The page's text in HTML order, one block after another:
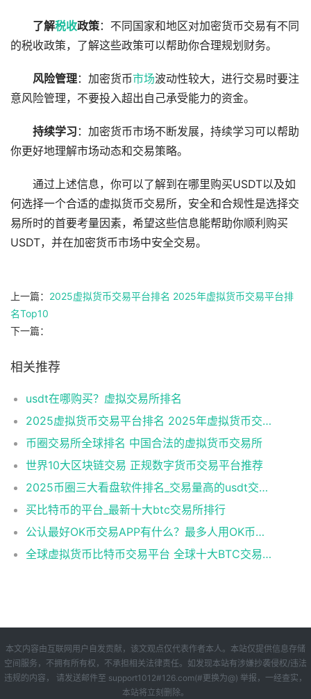
了解税收政策：不同国家和地区对加密货币交易有不同
的税收政策，了解这些政策可以帮助你合理规划财务。
风险管理：加密货币市场波动性较大，进行交易时要注
意风险管理，不要投入超出自己承受能力的资金。
持续学习 ：加密货币市场不断发展，持续学习可以帮助
你更好地理解市场动态和交易策略。
通过上述信息，你可以了解到在哪里购买USDT以及如
何选择一个合适的虚拟货币交易所，安全和合规性是选择交
易所时的首要考量因素，希望这些信息能帮助你顺利购买
USDT，并在加密货币市场中安全交易。
上一篇： 2025虚拟货币交易平台排名 2025年虚拟货币交易平台排
名Top10
下一篇：
相关推荐
usdt在哪购买？虚拟交易所排名
2025虚拟货币交易平台排名 2025年虚拟货币交易平台排名Top10
币圈交易所全球排名 中国合法的虚拟货币交易所
世界10大区块链交易 正规数字货币交易平台推荐
2025币圈三大看盘软件排名_交易量高的usdt交易软件名单
买比特币的平台_最新十大btc交易所排行
公认最好OK币交易APP有什么？最多人用OK币交易APP十大盘点
全球虚拟货币比特币交易平台 全球十大BTC交易平台排行榜
本文内容由互联网用户自发贡献，该文观点仅代表作者本人。本站仅提供信息存储
空间服务，不拥有所有权，不承担相关法律责任。如发现本站有涉嫌抄袭侵权/违法
违规的内容， 请发送邮件至 support1012#126.com(#更换为@) 举报，一经查实，
本站将立刻删除。